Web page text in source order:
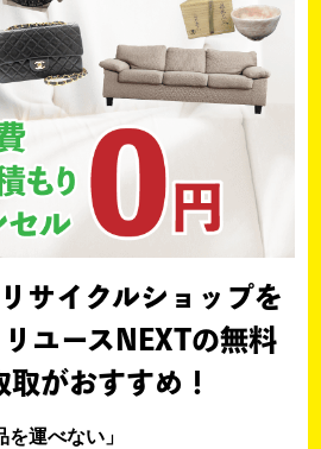
サイクルショップを
ユースNEXTの無料
取がおすすめ！
を運べない」